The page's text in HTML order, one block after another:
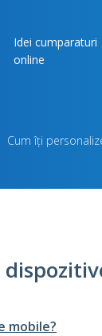
Idei cumparaturi
online
Cum îți
mobile?